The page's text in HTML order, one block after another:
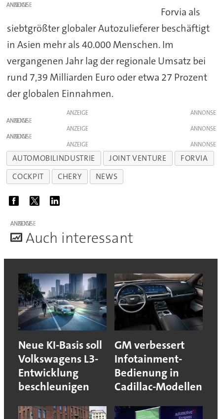
ANZEIGE
Forvia als
siebtgrößter globaler Autozulieferer beschäftigt
in Asien mehr als 40.000 Menschen. Im
vergangenen Jahr lag der regionale Umsatz bei
rund 7,39 Milliarden Euro oder etwa 27 Prozent
der globalen Einnahmen.
ANZEIGE
ANZEIGE
ANZEIGE
ANZEIGE
ANZEIGE
AUTOMOBILINDUSTRIE JOINT VENTURE
FORVIA
COCKPIT
CHERY NEWS
ANZEIGE
Auch interessant
Neue KI-Basis soll
Volkswagens L3-
Entwicklung
beschleunigen
GM verbessert
Infotainment-
Bedienung in
Cadillac-Modellen